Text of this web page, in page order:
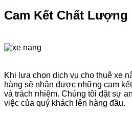
Cam Kết Chất Lượng
Khi lựa chọn dịch vụ cho thuê xe
hàng sẽ nhận được những cam
và trách nhiệm. Chúng tôi đặt sự
việc của quý khách lên hàng đầu.